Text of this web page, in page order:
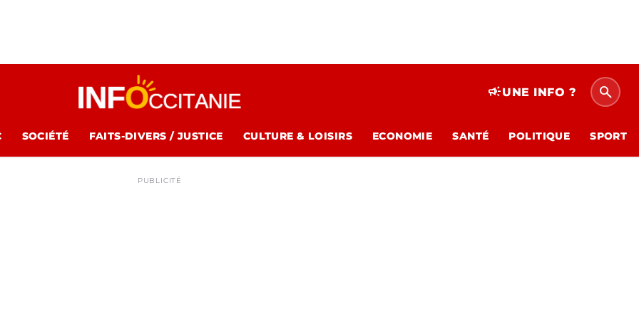
campaignUNE INFO ? search
SOCIÉTÉ FAITS-DIVERS / JUSTICE CULTURE & LOISIRS ECONOMIE SANTÉ POLITIQUE SPORT
PUBLICITÉ